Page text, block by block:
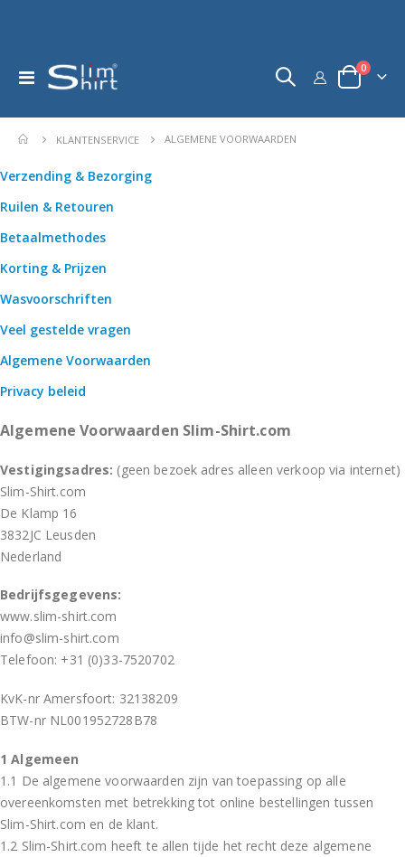
Toggle
Nav
kar
0
KLANTENSERVICE ALGEMENE VOORWAARDEN
Verzending & Bezorging
Ruilen & Retouren
Betaalmethodes
Korting & Prijzen
Wasvoorschriften
Veel gestelde vragen
Algemene Voorwaarden
Privacy beleid
Algemene Voorwaarden Slim-Shirt.com
Vestigingsadres: (geen bezoek adres alleen verkoop via internet)
Slim-Shirt.com
De Klamp 16
3832JC Leusden
Nederland
Bedrijfsgegevens:
www.slim-shirt.com
info@slim-shirt.com
Telefoon: +31 (0)33-7520702
KvK-nr Amersfoort: 32138209
BTW-nr NL001952728B78
1 Algemeen
1.1 De algemene voorwaarden zijn van toepassing op alle
overeenkomsten met betrekking tot online bestellingen tussen
Slim-Shirt.com en de klant.
1.2 Slim-Shirt.com heeft te allen tijde het recht deze algemene